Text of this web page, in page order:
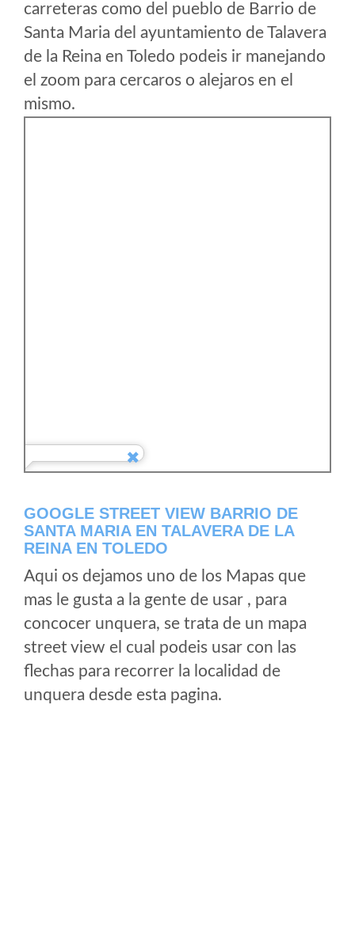
carreteras como del pueblo de Barrio de
Santa Maria del ayuntamiento de Talavera
de la Reina en Toledo podeis ir manejando
el zoom para cercaros o alejaros en el
mismo.
GOOGLE STREET VIEW BARRIO DE
SANTA MARIA EN TALAVERA DE LA
REINA EN TOLEDO
Aqui os dejamos uno de los Mapas que
mas le gusta a la gente de usar , para
concocer unquera, se trata de un mapa
street view el cual podeis usar con las
flechas para recorrer la localidad de
unquera desde esta pagina.